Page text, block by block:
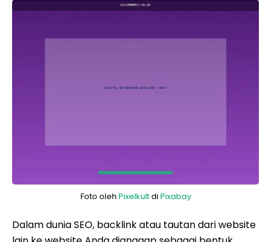
Foto oleh Pixelkultdi Pixabay
Dalam dunia SEO, backlink atau tautan dari website